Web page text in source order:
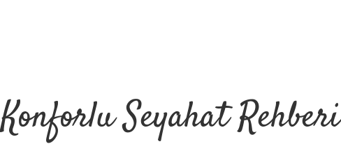
Konforlu Seyahat Rehberi